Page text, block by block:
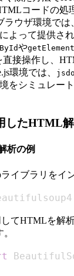
コードの処
ラウザ環境では
よって提供さ
や
直接操作し、
環境では、
をシミュレー
したHTML
析の例
ライブラリをイ
してHTMLを解